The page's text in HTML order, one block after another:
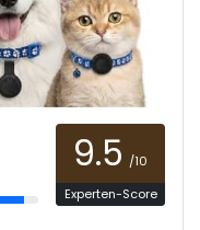
9.5 /10
Experten-Score